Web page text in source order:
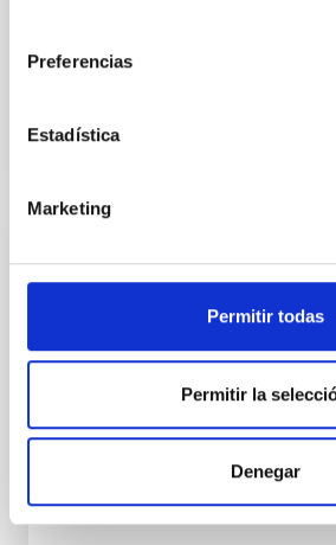
Preferencias
Estadística
Marketing
Permitir todas
Permitir la
Denegar
Actuaciones en Políticas de
género del Marco
El convenio busca implementar el
promover la igualdad de género en
marco...